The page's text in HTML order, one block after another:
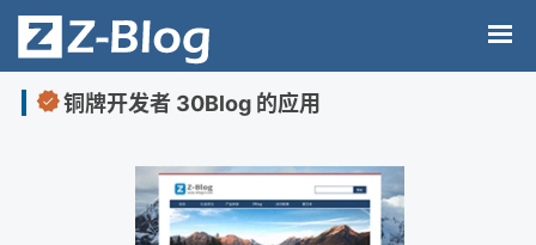
铜牌开发者 30Blog 的应用